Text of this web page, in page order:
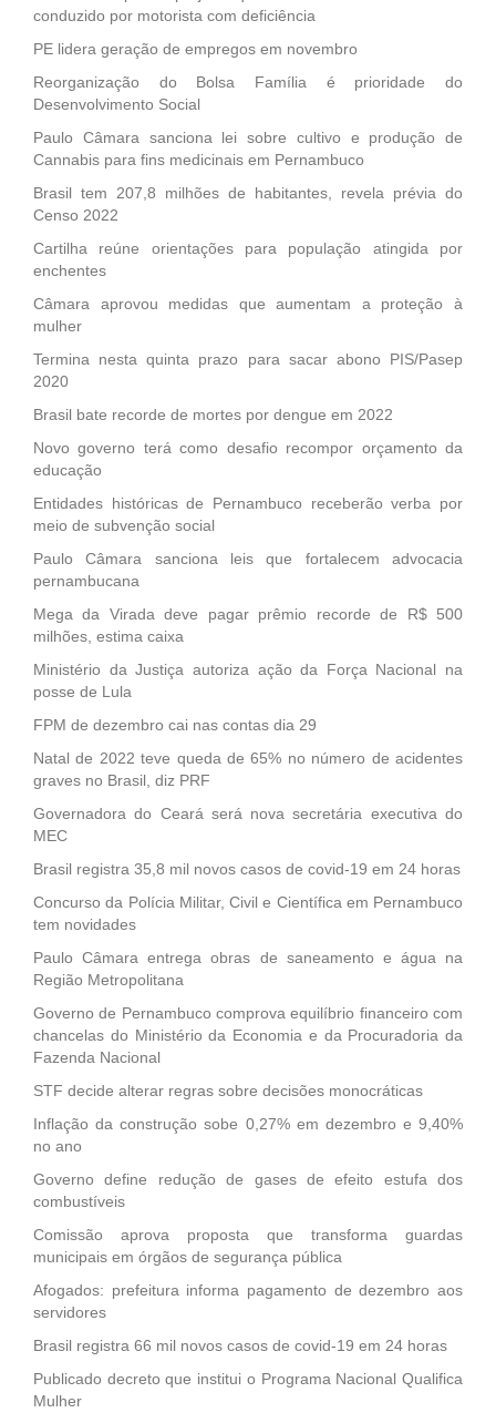
conduzido por motorista com deficiência
PE lidera geração de empregos em novembro
Reorganização do Bolsa Família é prioridade do
Desenvolvimento Social
Paulo Câmara sanciona lei sobre cultivo e produção de
Cannabis para fins medicinais em Pernambuco
Brasil tem 207,8 milhões de habitantes, revela prévia do
Censo 2022
Cartilha reúne orientações para população atingida por
enchentes
Câmara aprovou medidas que aumentam a proteção à
mulher
Termina nesta quinta prazo para sacar abono PIS/Pasep
2020
Brasil bate recorde de mortes por dengue em 2022
Novo governo terá como desafio recompor orçamento da
educação
Entidades históricas de Pernambuco receberão verba por
meio de subvenção social
Paulo Câmara sanciona leis que fortalecem advocacia
pernambucana
Mega da Virada deve pagar prêmio recorde de R$ 500
milhões, estima caixa
Ministério da Justiça autoriza ação da Força Nacional na
posse de Lula
FPM de dezembro cai nas contas dia 29
Natal de 2022 teve queda de 65% no número de acidentes
graves no Brasil, diz PRF
Governadora do Ceará será nova secretária executiva do
MEC
Brasil registra 35,8 mil novos casos de covid-19 em 24 horas
Concurso da Polícia Militar, Civil e Científica em Pernambuco
tem novidades
Paulo Câmara entrega obras de saneamento e água na
Região Metropolitana
Governo de Pernambuco comprova equilíbrio financeiro com
chancelas do Ministério da Economia e da Procuradoria da
Fazenda Nacional
STF decide alterar regras sobre decisões monocráticas
Inflação da construção sobe 0,27% em dezembro e 9,40%
no ano
Governo define redução de gases de efeito estufa dos
combustíveis
Comissão aprova proposta que transforma guardas
municipais em órgãos de segurança pública
Afogados: prefeitura informa pagamento de dezembro aos
servidores
Brasil registra 66 mil novos casos de covid-19 em 24 horas
Publicado decreto que institui o Programa Nacional Qualifica
Mulher